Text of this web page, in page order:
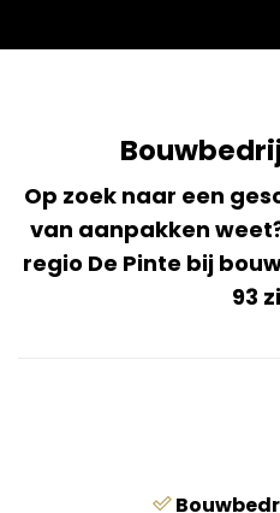
Op zoek naar een
van aanpakken
regio De Pinte bij
93